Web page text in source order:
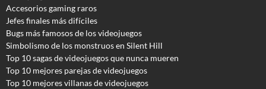
Accesorios gaming raros
Jefes finales más difíciles
Bugs más famosos de los videojuegos
Simbolismo de los monstruos en Silent Hill
Top 10 sagas de videojuegos que nunca mueren
Top 10 mejores parejas de videojuegos
Top 10 mejores villanas de videojuegos